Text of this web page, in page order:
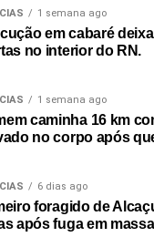
1 semana ago
em cabaré
no interior do RN.
1 semana ago
caminha 16 km
no corpo após
6 dias ago
foragido de
após fuga em